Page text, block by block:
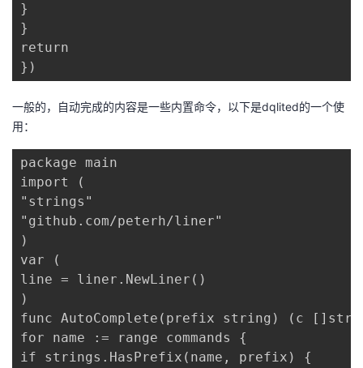
}
}
return
})
一般的，自动完成的内容是一些内置命令，以下是dqlited的一个使
用：
package main
import (
"strings"
"github.com/peterh/liner"
)
var (
line = liner.NewLiner()
)
func AutoComplete(prefix string) (c
for name := range commands {
if strings.HasPrefix(name, prefix) {